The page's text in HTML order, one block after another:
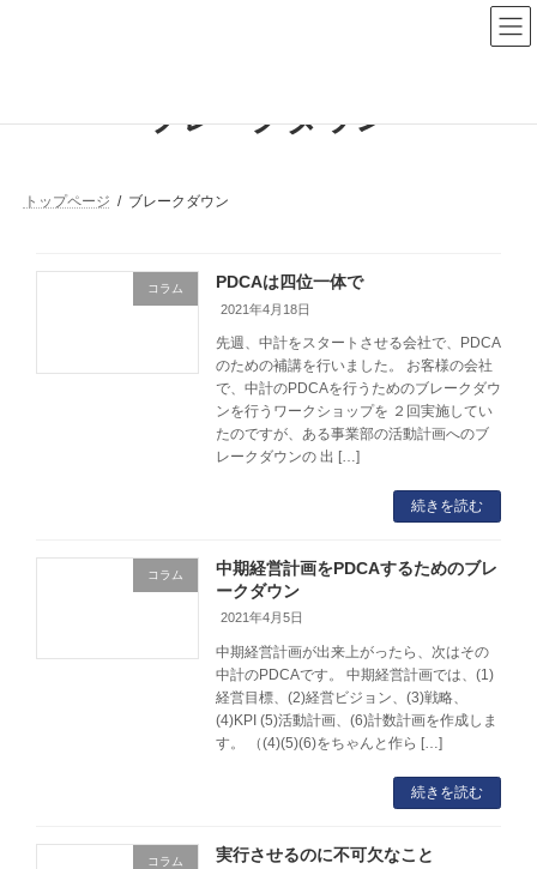
ブレークダウン
トップページ ブレークダウン
コラム PDCAは四位一体で
2021年4月18日
先週、中計をスタートさせる会社で、PDCA
のための補講を行いました。 お客様の会社
で、中計のPDCAを行うためのブレークダウ
ンを行うワークショップを ２回実施してい
たのですが、ある事業部の活動計画へのブ
レークダウンの 出 […]
続きを読む
コラム
中期経営計画をPDCAするためのブレ
ークダウン
2021年4月5日
中期経営計画が出来上がったら、次はその
中計のPDCAです。 中期経営計画では、(1)
経営目標、(2)経営ビジョン、(3)戦略、
(4)KPI (5)活動計画、(6)計数計画を作成しま
す。 （(4)(5)(6)をちゃんと作ら […]
続きを読む
コラム 実行させるのに不可欠なこと